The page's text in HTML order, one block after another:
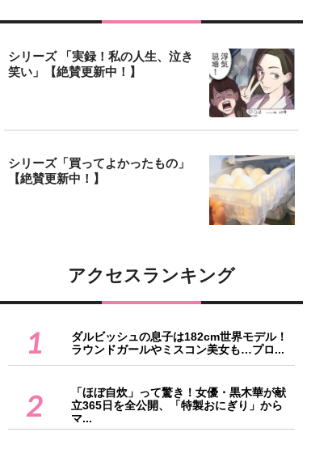
シリーズ 「実録！私の人生、泣き
笑い」【絶賛更新中！】
シリーズ「買ってよかったもの」
【絶賛更新中！】
アクセスランキング
1
ダルビッシュの息子は182cm世界モデル！
ラウンドガールやミスコン美女も…プロ...
2
「ほぼ自炊」って驚き！女優・黒木華が献
立365日を全公開、「特製おにぎり」から
マ...